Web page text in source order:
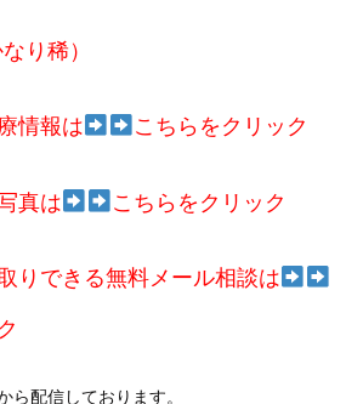
り稀）
情報は こちらをクリック
真は こちらをクリック
りできる無料メール相談は
ら配信しております。